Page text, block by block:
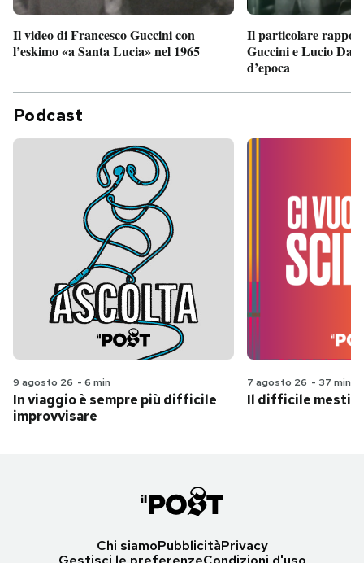
Il video di Francesco Guccini con
l’eskimo «a Santa Lucia» nel 1965
Il particolare
Guccini e Lucio
d’epoca
Podcast
9 agosto 26 - 6 min
In viaggio è sempre più difficile
improvvisare
7 agosto 26 - 37 min
Il difficile
Chi siamoPubblicitàPrivacy